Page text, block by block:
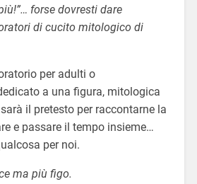
forse dovresti dare
di cucito mitologico di
per adulti o
a una figura, mitologica
il pretesto per raccontarne la
e passare il tempo insieme…
per noi.
ma più figo.